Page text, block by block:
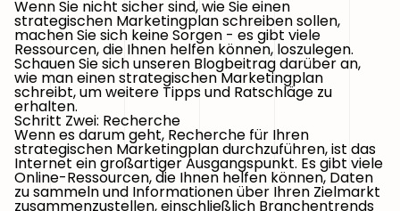
Wenn Sie nicht sicher sind, wie Sie einen
strategischen Marketingplan schreiben sollen,
machen Sie sich keine Sorgen - es gibt viele
Ressourcen, die Ihnen helfen können, loszulegen.
Schauen Sie sich unseren Blogbeitrag darüber an,
wie man einen strategischen Marketingplan
schreibt, um weitere Tipps und Ratschläge zu
erhalten.
Schritt Zwei: Recherche
Wenn es darum geht, Recherche für Ihren
strategischen Marketingplan durchzuführen, ist das
Internet ein großartiger Ausgangspunkt. Es gibt viele
Online-Ressourcen, die Ihnen helfen können, Daten
zu sammeln und Informationen über Ihren Zielmarkt
zusammenzustellen, einschließlich Branchentrends